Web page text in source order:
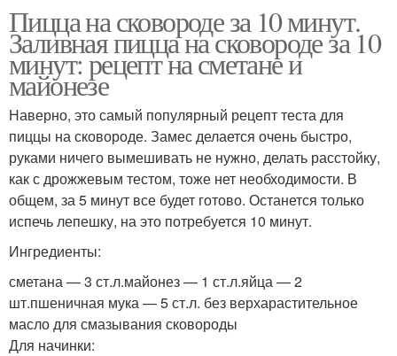
Пицца на сковороде за 10 минут.
Заливная пицца на сковороде за 10
минут: рецепт на сметане и
майонезе
Наверно, это самый популярный рецепт теста для
пиццы на сковороде. Замес делается очень быстро,
руками ничего вымешивать не нужно, делать расстойку,
как с дрожжевым тестом, тоже нет необходимости. В
общем, за 5 минут все будет готово. Останется только
испечь лепешку, на это потребуется 10 минут.
Ингредиенты:
сметана — 3 ст.л.майонез — 1 ст.л.яйца — 2
шт.пшеничная мука — 5 ст.л. без верхарастительное
масло для смазывания сковороды
Для начинки: